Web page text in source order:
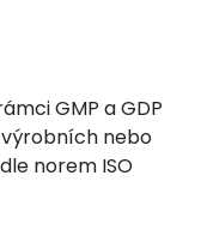
GMP a GDP
nebo
norem ISO